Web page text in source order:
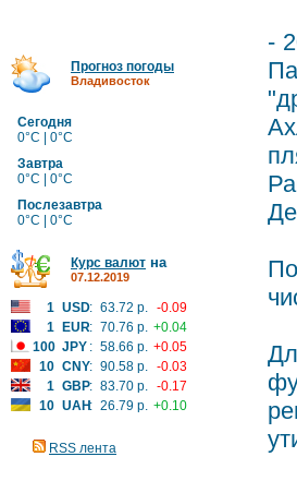
Прогноз погоды
Владивосток
Сегодня
0°C | 0°C
Завтра
0°C | 0°C
Послезавтра
0°C | 0°C
Курс валют на
07.12.2019
1 USD: 63.72 р. -0.09
1
EUR: 70.76 р. +0.04
100 JPY : 58.66 р. +0.05
10 CNY: 90.58 р. -0.03
1 GBP: 83.70 р. -0.17
10 UAH: 26.79 р. +0.10
RSS лента
-